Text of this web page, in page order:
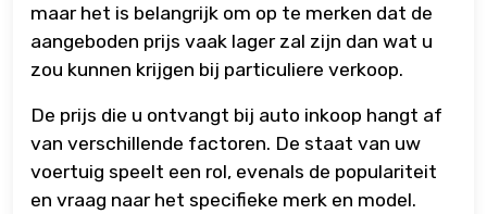
maar het is belangrijk om op te merken dat de
aangeboden prijs vaak lager zal zijn dan wat u
zou kunnen krijgen bij particuliere verkoop.
De prijs die u ontvangt bij auto inkoop hangt af
van verschillende factoren. De staat van uw
voertuig speelt een rol, evenals de populariteit
en vraag naar het specifieke merk en model.